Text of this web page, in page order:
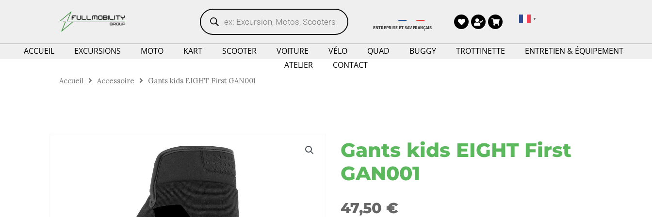
Recherche
de
produits
ENTREPRISE ET SAV FRANÇAIS
▼
ACCUEIL EXCURSIONS MOTO KART SCOOTER VOITURE VÉLO QUAD BUGGY TROTTINETTE
ENTRETIEN & ÉQUIPEMENT
ATELIER
CONTACT
Accueil Accessoire Gants kids EIGHT First GAN001
Gants kids EIGHT First
GAN001
47,50 €